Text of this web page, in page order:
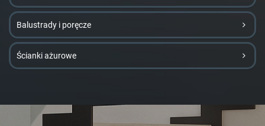
Balustrady i poręcze
Ścianki ażurowe